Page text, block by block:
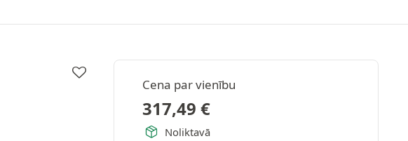
Cena par vienību
317,49 €
Noliktavā